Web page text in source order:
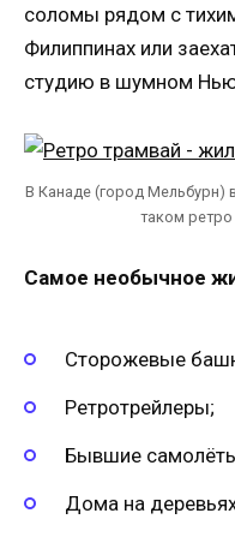
соломы рядом с
Филиппинах или
студию в шумном
В Канаде (город Мельбурн)
таком
Самое необычное
Сторожевые
Ретротрейлеры;
Бывшие
Дома на